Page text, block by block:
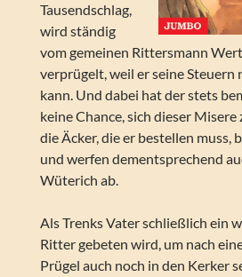
Tausendschlag,
wird ständig
vom gemeinen Rittersmann
verprügelt, weil er seine Steuern
kann. Und dabei hat der stets
keine Chance, sich dieser Misere
die Äcker, die er bestellen muss,
und werfen dementsprechend
Wüterich ab.
Als Trenks Vater schließlich ein
Ritter gebeten wird, um nach
Prügel auch noch in den Kerker